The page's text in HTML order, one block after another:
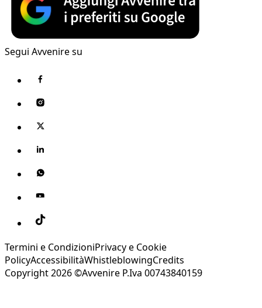
Segui Avvenire su
Termini e CondizioniPrivacy e Cookie
PolicyAccessibilitàWhistleblowingCredits
Copyright 2026 ©Avvenire P.Iva 00743840159